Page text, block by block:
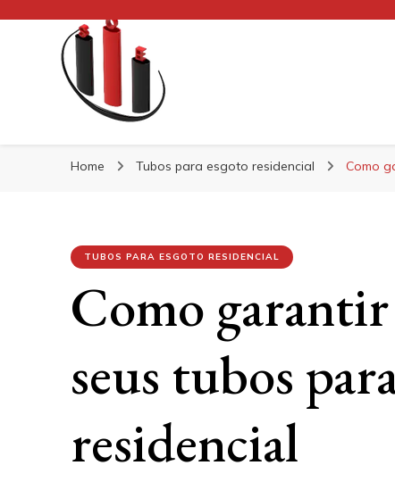
Blog Soe
Home Tubos para esgoto residencial Como
TUBOS PARA ESGOTO RESIDENCIAL
Como
seus tubos
residencial